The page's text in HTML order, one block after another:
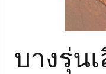
บางรุ่น